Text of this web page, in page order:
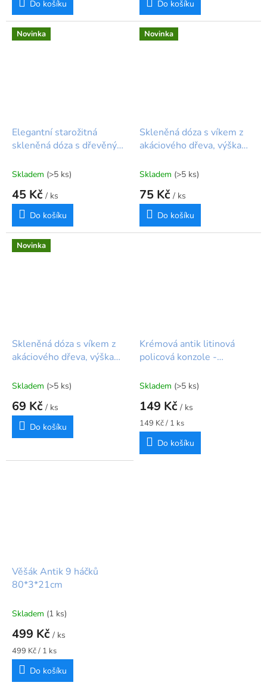
Do košíku Do košíku
Novinka
Elegantní starožitná
skleněná dóza s dřevěným
Skladem (>5 ks)
45 Kč / ks
Do košíku
Novinka
Skleněná dóza s víkem z
akáciového dřeva, výška
Skladem (>5 ks)
75 Kč / ks
Do košíku
Novinka
Skleněná dóza s víkem z
akáciového dřeva, výška
Skladem (>5 ks)
69 Kč / ks
Do košíku
Krémová antik litinová
policová konzole -
Skladem (>5 ks)
149 Kč / ks
Měrná
cena:
149 Kč / 1 ks
Do košíku
Věšák Antik 9 háčků
80*3*21cm
Skladem (1 ks)
499 Kč / ks
Měrná
cena:
499 Kč / 1 ks
Do košíku